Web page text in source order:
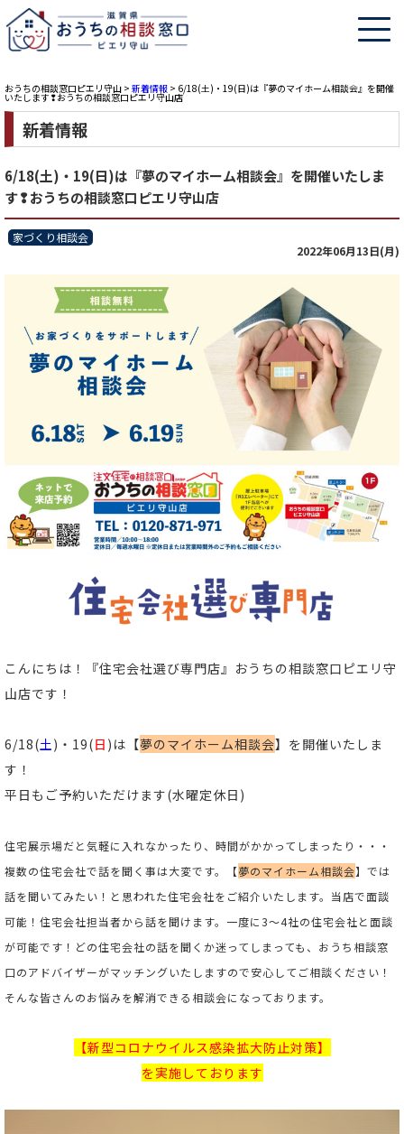
おうちの相談窓口ピエリ守山 > 新着情報 > 6/18(土)・19(日)は『夢のマイホーム相談会』を開催
いたします❢おうちの相談窓口ピエリ守山店
新着情報
6/18(土)・19(日)は『夢のマイホーム相談会』を開催いたしま
す❢おうちの相談窓口ピエリ守山店
家づくり相談会
2022年06月13日(月)
こんにちは！
『住宅会社選び専門店』おうちの相談窓口ピエリ守
山店です！
6/18(土 )・19(日 )は【夢のマイホーム相談会】 を開催いたしま
す！
平日もご予約いただけます(水曜定休日)
住宅展示場だと気軽に入れなかったり、時間がかかってしまったり・・・
複数の住宅会社で話を聞く事は大変です。
【夢のマイホーム相談会】では
話を聞いてみたい！と思われた住宅会社をご紹介いたします。当店で面談
可能！住宅会社担当者から話を聞けます。一度に3～4社の住宅会社と面談
が可能です！どの住宅会社の話を聞くか迷ってしまっても、おうち相談窓
口のアドバイザーがマッチングいたしますので安心してご相談ください！
そんな皆さんのお悩みを解消できる相談会になっております。
【新型コロナウイルス感染拡大防止対策】
を実施しております